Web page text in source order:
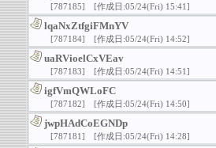
[787185] [作成日:05/24(Fri) 15:41]
lqaNxZtfgiFMnYV
[787184] [作成日:05/24(Fri) 14:52]
uaRVioelCxVEav
[787183] [作成日:05/24(Fri) 14:51]
igfVmQWLoFC
[787182] [作成日:05/24(Fri) 14:50]
jwpHAdCoEGNDp
[787181] [作成日:05/24(Fri) 14:28]